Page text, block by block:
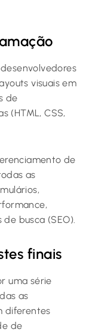
visuais em
de
(HTML, CSS,
de
as
busca (SEO).
finais
uma série
as
diferentes
de